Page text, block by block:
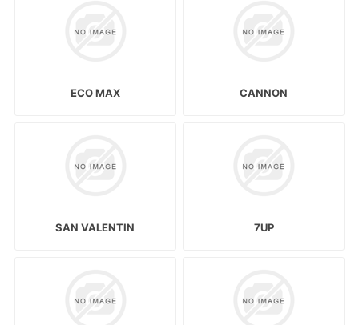
ECO MAX CANNON
SAN VALENTIN 7UP